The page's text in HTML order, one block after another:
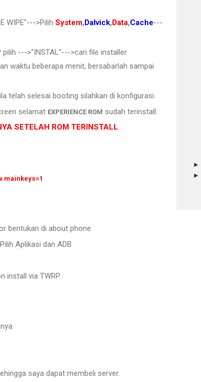
WIPE"--->Pilih System,Dalvick,Data,Cache---
pilih --->"INSTAL"--->cari file installer
waktu beberapa menit, bersabarlah sampai
telah selesai booting silahkan di konfigurasi.
selamat EXPERIENCE ROM sudah terinstall.
SETELAH ROM TERINSTALL
bentukan di about phone
Aplikasi dan ADB
install via TWRP.
saya dapat membeli server.
►
►